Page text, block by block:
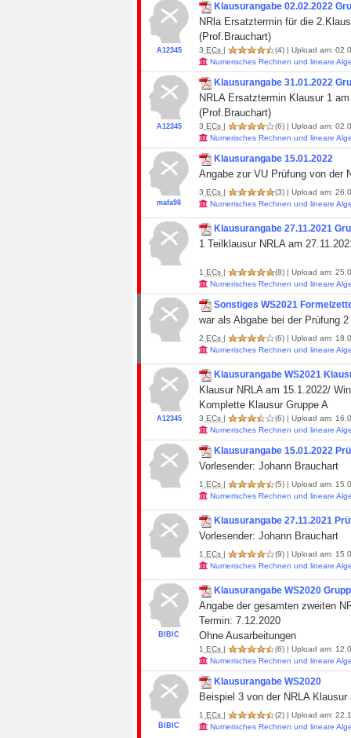
A12345
Klausurangabe 02.02.2022
NRla Ersatztermin für die
(Prof.Brauchart)
3 ECs | (4) | Upload am:
Numerisches Rechnen und lineare
A12345
Klausurangabe 31.01.2022
NRLA Ersatztermin Klausur 1
(Prof.Brauchart)
3 ECs | (6) | Upload am:
Numerisches Rechnen und lineare
mafa98
Klausurangabe 15.01.2022
Angabe zur VU Prüfung von der
3 ECs | (3) | Upload am:
Numerisches Rechnen und lineare
Klausurangabe 27.11.2021
1 Teilklausur NRLA am
1 ECs | (8) | Upload am:
Numerisches Rechnen und lineare
Sonstiges WS2021
war als Abgabe bei der Prüfung
2 ECs | (6) | Upload am:
Numerisches Rechnen und lineare
A12345
Klausurangabe WS2021
Klausur NRLA am 15.1.2022/
Komplette Klausur Gruppe A
3 ECs | (6) | Upload am:
Numerisches Rechnen und lineare
Klausurangabe 15.01.2022
Vorlesender: Johann Brauchart
1 ECs | (5) | Upload am:
Numerisches Rechnen und lineare
Klausurangabe 27.11.2021
Vorlesender: Johann Brauchart
1 ECs | (9) | Upload am:
Numerisches Rechnen und lineare
BIBIC
Klausurangabe WS2020
Angabe der gesamten zweiten
Termin: 7.12.2020
Ohne Ausarbeitungen
1 ECs | (6) | Upload am:
Numerisches Rechnen und lineare
BIBIC
Klausurangabe WS2020
Beispiel 3 von der NRLA
1 ECs | (2) | Upload am:
Numerisches Rechnen und lineare